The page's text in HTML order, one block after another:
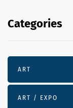
Categories
ART
ART / EXPO